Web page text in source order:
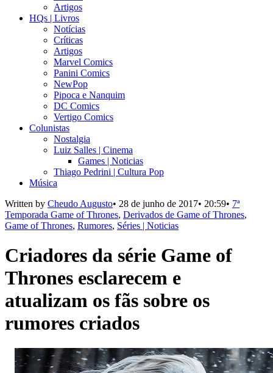
Artigos
HQs | Livros
Notícias
Críticas
Artigos
Marvel Comics
Panini Comics
NewPop
Pipoca e Nanquim
DC Comics
Vertigo Comics
Colunistas
Nostalgia
Luiz Salles | Cinema
Games | Noticias
Thiago Pedrini | Cultura Pop
Música
Written by Cheudo Augusto• 28 de junho de 2017• 20:59• 7ª
Temporada Game of Thrones, Derivados de Game of Thrones,
Game of Thrones, Rumores, Séries | Noticias
Criadores da série Game of
Thrones esclarecem e
atualizam os fãs sobre os
rumores criados